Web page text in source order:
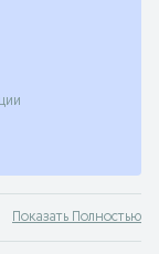
Показать Полностью